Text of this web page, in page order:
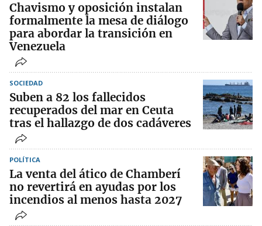
Chavismo y oposición instalan
formalmente la mesa de diálogo
para abordar la transición en
Venezuela
SOCIEDAD
Suben a 82 los fallecidos
recuperados del mar en Ceuta
tras el hallazgo de dos cadáveres
POLÍTICA
La venta del ático de Chamberí
no revertirá en ayudas por los
incendios al menos hasta 2027